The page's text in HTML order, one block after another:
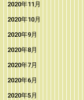
2020年11月
2020年10月
2020年9月
2020年8月
2020年7月
2020年6月
2020年5月